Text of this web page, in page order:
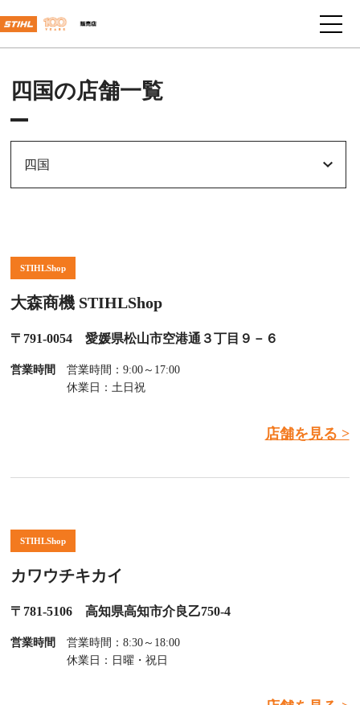
四国の店舗一覧
四国
STIHLShop
大森商機 STIHLShop
〒791-0054 愛媛県松山市空港通３丁目９－６
営業時間
営業時間：9:00～17:00
休業日：土日祝
店舗を見る >
STIHLShop
カワウチキカイ
〒781-5106 高知県高知市介良乙750-4
営業時間
営業時間：8:30～18:00
休業日：日曜・祝日